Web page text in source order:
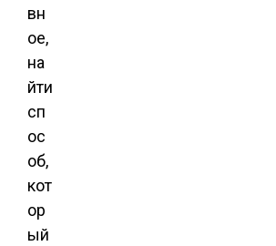
вн
ое,
на
йти
сп
ос
об,
кот
ор
ый